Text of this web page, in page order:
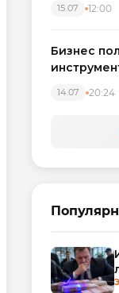
15.07 12:00
Бизнес
14.07 20:24